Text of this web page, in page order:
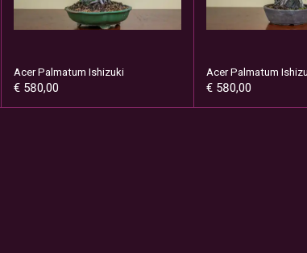
Acer Palmatum Ishizuki
€ 580,00
Acer Palmatum
€ 580,00